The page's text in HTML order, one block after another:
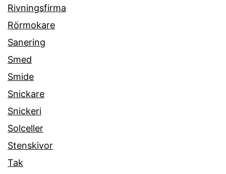
Rivningsfirma
Rörmokare
Sanering
Smed
Smide
Snickare
Snickeri
Solceller
Stenskivor
Tak